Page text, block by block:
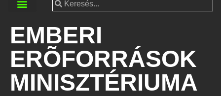
EMBERI
ERÕFORRÁSOK
MINISZTÉRIUMA